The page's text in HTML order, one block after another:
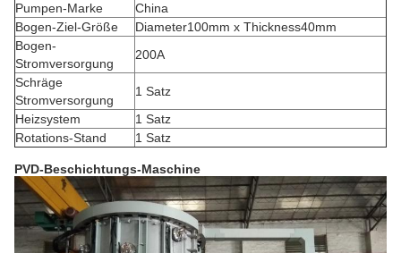
Pumpen-Marke
China
Bogen-Ziel-Größe
Diameter100mm x Thickness40mm
Bogen-
Stromversorgung
200A
Schräge
Stromversorgung
1 Satz
Heizsystem
1 Satz
Rotations-Stand
1 Satz
PVD-Beschichtungs-Maschine